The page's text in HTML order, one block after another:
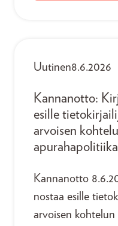
Uutinen8.6.2026
Kannanotto:
esille
arvoisen
Kannanotto
nostaa esille
arvoisen